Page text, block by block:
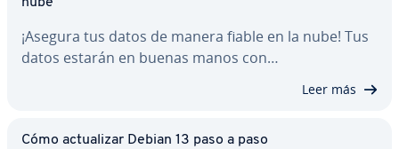
¡Asegura tus datos de manera fiable en la nube! Tus
datos estarán en buenas manos con…
Leer más
Cómo ac­tua­li­zar Debian 13 paso a paso